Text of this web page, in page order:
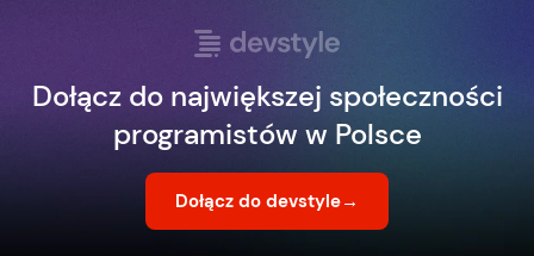
Dołącz do największej społeczności
programistów w Polsce
Dołącz do devstyle→